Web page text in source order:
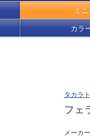
ミ
カラ
タカラ
フェ
メーカ